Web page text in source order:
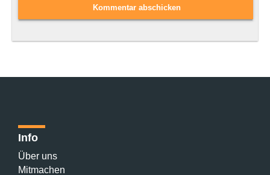
Info
Über uns
Mitmachen